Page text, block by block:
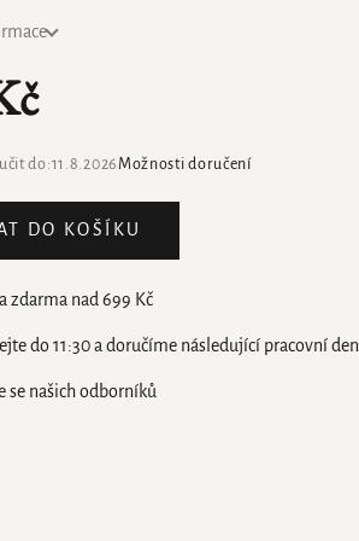
do:11.8.2026Možnosti doručení
DO KOŠÍKU
zdarma nad 699 Kč
do 11:30 a doručíme následující pracovní den
se našich odborníků